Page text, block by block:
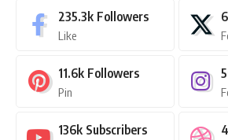
235.3k Followers
Like
11.6k Followers
Pin
136k Subscribers